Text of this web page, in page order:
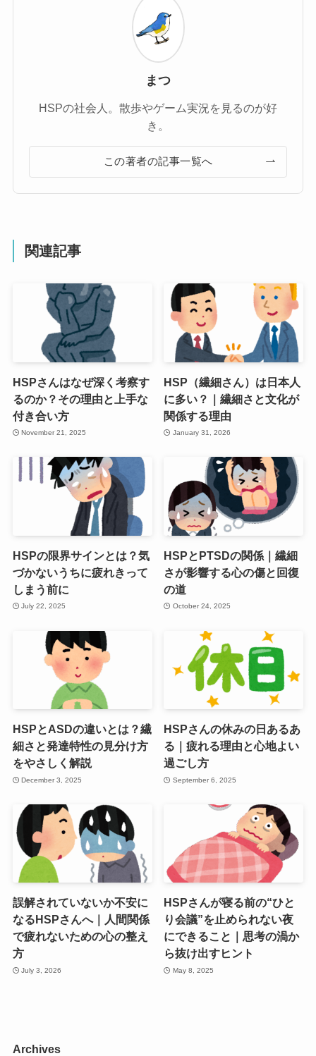
まつ
HSPの社会人。散歩やゲーム実況を見るのが好
き。
この著者の記事一覧へ
関連記事
HSPさんはなぜ深く考察す
るのか？その理由と上手な
付き合い方
November 21, 2025
HSP（繊細さん）は日本人
に多い？｜繊細さと文化が
関係する理由
January 31, 2026
HSPの限界サインとは？気
づかないうちに疲れきって
しまう前に
July 22, 2025
HSPとPTSDの関係｜繊細
さが影響する心の傷と回復
の道
October 24, 2025
HSPとASDの違いとは？繊
細さと発達特性の見分け方
をやさしく解説
December 3, 2025
HSPさんの休みの日あるあ
る｜疲れる理由と心地よい
過ごし方
September 6, 2025
誤解されていないか不安に
なるHSPさんへ｜人間関係
で疲れないための心の整え
方
July 3, 2026
HSPさんが寝る前の“ひと
り会議”を止められない夜
にできること｜思考の渦か
ら抜け出すヒント
May 8, 2025
Archives